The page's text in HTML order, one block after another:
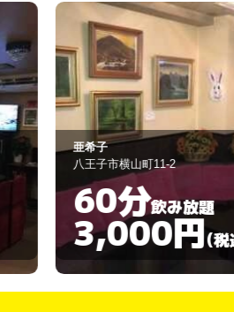
LAZOS
八王子市横山町
90分